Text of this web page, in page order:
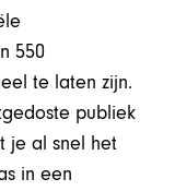
550
te laten zijn.
publiek
je al snel het
in een